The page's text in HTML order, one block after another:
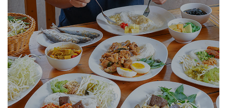
เต็ม
กับ
แผนที่
ร้าน
หมู
กระทะ
ทั่ว
เชียงใหม่